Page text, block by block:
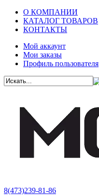
О КОМПАНИИ
КАТАЛОГ ТОВАРОВ
КОНТАКТЫ
Мой аккаунт
Мои заказы
Профиль пользователя
8(473)239-81-86